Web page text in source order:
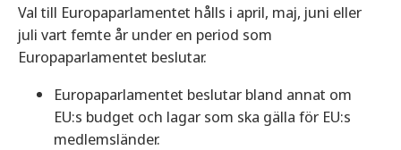
Val till Europaparlamentet hålls i april, maj, juni eller
juli vart femte år under en period som
Europaparlamentet beslutar.
Europaparlamentet beslutar bland annat om
EU:s budget och lagar som ska gälla för EU:s
medlemsländer.